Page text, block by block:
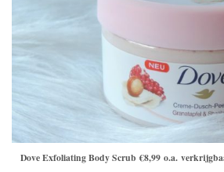
Dove Exfoliating Body Scrub €8,99 o.a.